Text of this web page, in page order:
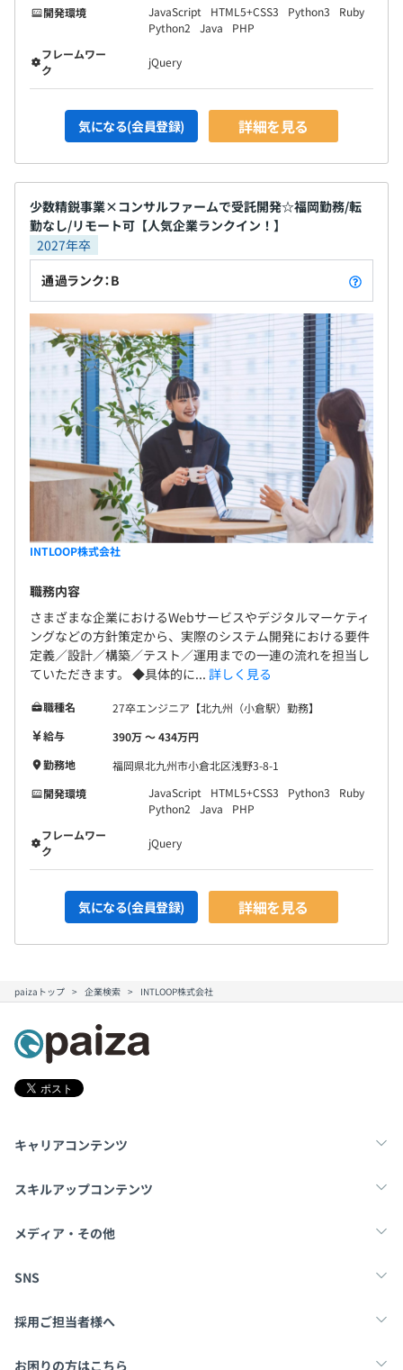
開発環境
JavaScript HTML5+CSS3 Python3
Ruby
Python2
Java
PHP
フレームワー
ク
jQuery
気になる(会員登録) 詳細を見る
少数精鋭事業×コンサルファームで受託開発☆福岡勤務/転
勤なし/リモート可【人気企業ランクイン！】
2027年卒
通過ランク：B
INTLOOP株式会社
職務内容
さまざまな企業におけるWebサービスやデジタルマーケティ
ングなどの方針策定から、実際のシステム開発における要件
定義／設計／構築／テスト／運用までの一連の流れを担当し
ていただきます。 ◆具体的に... 詳しく見る
職種名
27卒エンジニア【北九州（小倉駅）勤務】
給与
390万 〜 434万円
勤務地
福岡県北九州市小倉北区浅野3-8-1
開発環境
JavaScript HTML5+CSS3 Python3
Ruby
Python2
Java
PHP
フレームワー
ク
jQuery
気になる(会員登録) 詳細を見る
paizaトップ 企業検索 INTLOOP株式会社
キャリアコンテンツ
転職・キャリア
スキルアップコンテンツ
学習
メディア・その他
Tech Team Journal
SNS
X
採用ご担当者様へ
採用・教育をお考えの企業様へ
お困りの方はこちら